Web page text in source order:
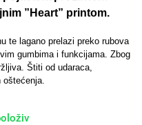
”Heart” printom.
te lagano prelazi preko rubova
gumbima i funkcijama. Zbog
Štiti od udaraca,
oštećenja.
Good
maskice